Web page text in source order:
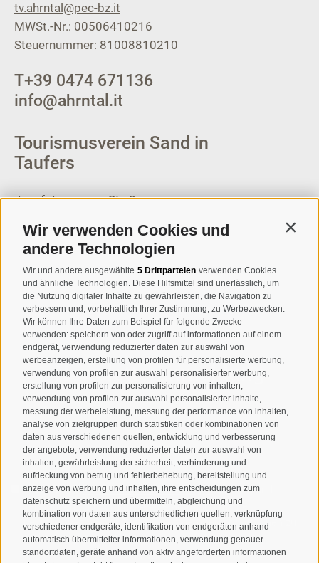
Wir verwenden Cookies und
andere Technologien
Wir und andere ausgewählte 5 Drittparteien verwenden Cookies
und ähnliche Technologien. Diese Hilfsmittel sind unerlässlich, um
die Nutzung digitaler Inhalte zu gewährleisten, die Navigation zu
verbessern und, vorbehaltlich Ihrer Zustimmung, zu Werbezwecken.
Wir können Ihre Daten zum Beispiel für folgende Zwecke
verwenden: speichern von oder zugriff auf informationen auf einem
endgerät, verwendung reduzierter daten zur auswahl von
werbeanzeigen, erstellung von profilen für personalisierte werbung,
verwendung von profilen zur auswahl personalisierter werbung,
erstellung von profilen zur personalisierung von inhalten,
verwendung von profilen zur auswahl personalisierter inhalte,
messung der werbeleistung, messung der performance von inhalten,
analyse von zielgruppen durch statistiken oder kombinationen von
daten aus verschiedenen quellen, entwicklung und verbesserung
der angebote, verwendung reduzierter daten zur auswahl von
inhalten, gewährleistung der sicherheit, verhinderung und
aufdeckung von betrug und fehlerbehebung, bereitstellung und
anzeige von werbung und inhalten, ihre entscheidungen zum
datenschutz speichern und übermitteln, abgleichung und
kombination von daten aus unterschiedlichen quellen, verknüpfung
verschiedener endgeräte, identifikation von endgeräten anhand
automatisch übermittelter informationen, verwendung genauer
standortdaten, geräte anhand von aktiv angeforderten informationen
tv.ahrntal@pec-bz.it
MWSt.-Nr.: 00506410216
Steuernummer: 81008810210
T+39 0474 671136
info@ahrntal.it
Tourismusverein Sand in
Taufers
Josef-Jungmann-Str. 8
MWSt.-Nr: 00518320213
T+39 0474 678076
info@taufers.com
Newsletteranmeldung
Ich habe dieDatenschutzbestimmungengelesen und
verstanden und stimme der Verarbeitung meiner
personenbezogenen Daten durch den Verantwortlichen zu
ANMELDEN